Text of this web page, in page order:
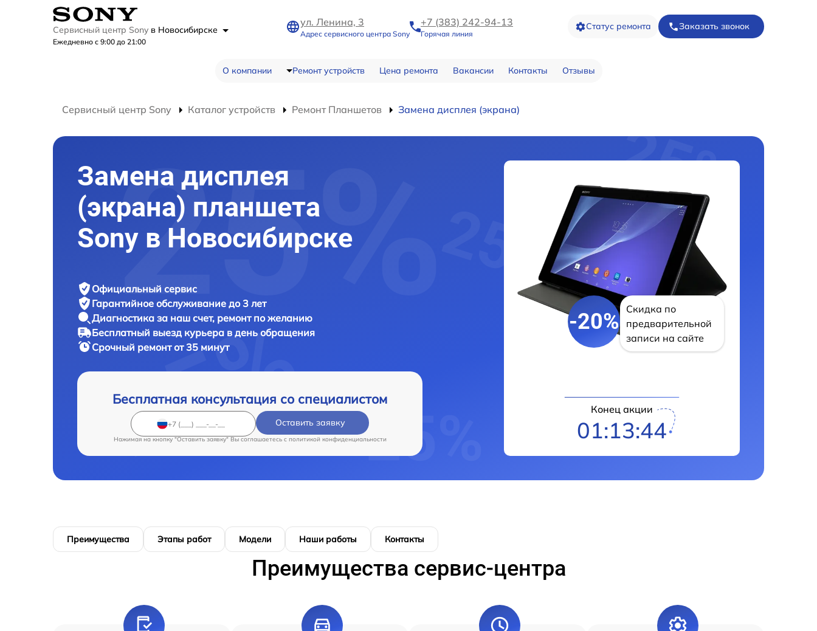
Сервисный центр Sony в Новосибирске
Ежедневно с 9:00 до 21:00
ул. Ленина, 3
Адрес сервисного центра Sony
+7 (383) 242-94-13
Горячая линия
Статус ремонта Заказать звонок
О компании Ремонт устройств Цена ремонта Вакансии Контакты Отзывы
Сервисный центр Sony Каталог устройств Ремонт Планшетов Замена дисплея (экрана)
Замена дисплея
(экрана) планшета
Sony в Новосибирске
Официальный сервис
Гарантийное обслуживание до 3 лет
Диагностика за наш счет, ремонт по желанию
Бесплатный выезд курьера в день обращения
Срочный ремонтот 35 минут
Бесплатная консультация со специалистом
Оставить заявку
Нажимая на кнопку "Оставить заявку" Вы соглашаетесь c политикой конфиденциальности
-20%
Скидка по
предварительной
записи на сайте
Конец акции
01:13:43
Преимущества Этапы работ Модели Наши работы Контакты
Преимущества сервис-центра